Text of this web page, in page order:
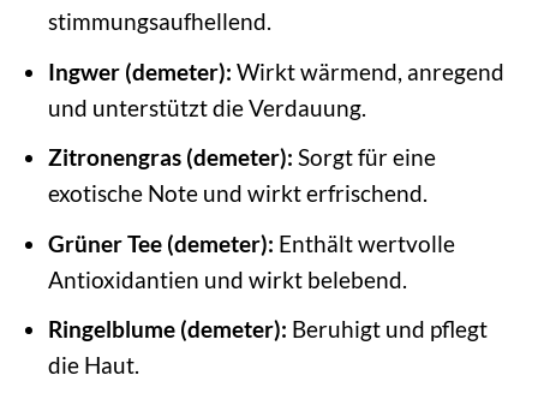
stimmungsaufhellend.
Ingwer (demeter): Wirkt wärmend, anregend
und unterstützt die Verdauung.
Zitronengras (demeter): Sorgt für eine
exotische Note und wirkt erfrischend.
Grüner Tee (demeter): Enthält wertvolle
Antioxidantien und wirkt belebend.
Ringelblume (demeter): Beruhigt und pflegt
die Haut.